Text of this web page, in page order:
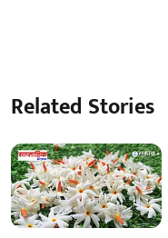
Related Stories